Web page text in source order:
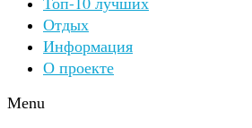
Отдых
Информация
О проекте
Menu